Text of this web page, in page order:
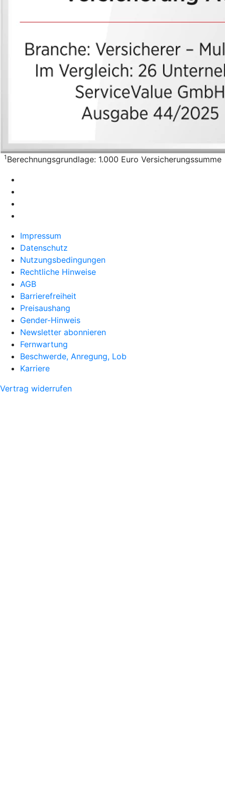
1 Berechnungsgrundlage: 1.000 Euro Versicherungssumme
Impressum
Datenschutz
Nutzungsbedingungen
Rechtliche Hinweise
AGB
Barrierefreiheit
Preisaushang
Gender-Hinweis
Newsletter abonnieren
Fernwartung
Beschwerde, Anregung, Lob
Karriere
Vertrag widerrufen